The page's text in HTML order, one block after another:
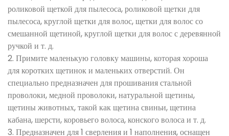
роликовой щеткой для пылесоса, роликовой щетки для
пылесоса, круглой щетки для волос, щетки для волос со
смешанной щетиной, круглой щетки для волос с деревянной
ручкой и т. д.
2. Примите маленькую головку машины, которая хороша
для коротких щетинок и маленьких отверстий. Он
специально предназначен для прошивания стальной
проволоки, медной проволоки, натуральной щетины,
щетины животных, такой как щетина свиньи, щетина
кабана, шерсти, коровьего волоса, конского волоса и т. д.
3. Предназначен для 1 сверления и 1 наполнения, оснащен